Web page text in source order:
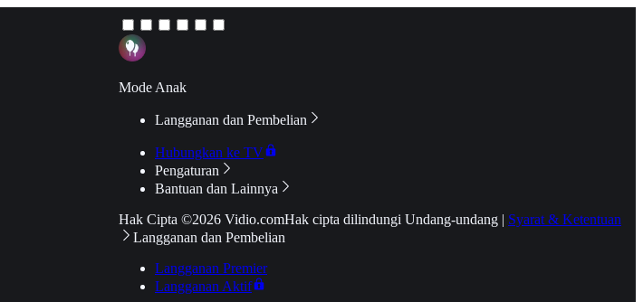
Mode Anak
Langganan dan Pembelian
Hubungkan ke TV
Pengaturan
Bantuan dan Lainnya
Hak Cipta ©2026 Vidio.comHak cipta dilindungi Undang-undang | Syarat & Ketentuan
Langganan dan Pembelian
Langganan Premier
Langganan Aktif